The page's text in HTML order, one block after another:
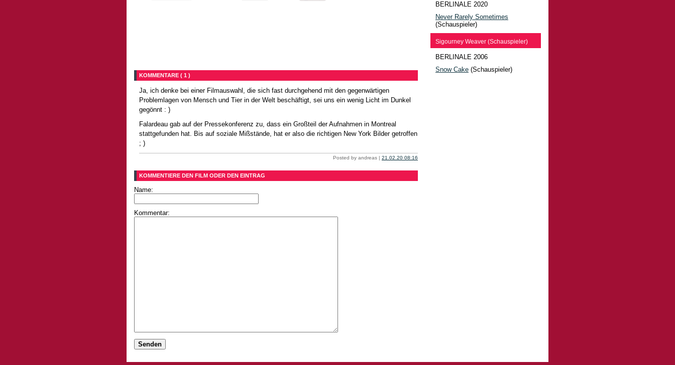
KOMMENTARE ( 1 )
Ja, ich denke bei einer Filmauswahl, die sich fast durchgehend mit den gegenwärtigen
Problemlagen von Mensch und Tier in der Welt beschäftigt, sei uns ein wenig Licht im Dunkel
gegönnt : )
Falardeau gab auf der Pressekonferenz zu, dass ein Großteil der Aufnahmen in Montreal
stattgefunden hat. Bis auf soziale Mißstände, hat er also die richtigen New York Bilder getroffen
; )
Posted by andreas | 21.02.20 08:16
KOMMENTIERE DEN FILM ODER DEN EINTRAG
Name:
Kommentar:
BERLINALE 2020
Never Rarely Sometimes
(Schauspieler)
Sigourney Weaver (Schauspieler)
BERLINALE 2006
Snow Cake (Schauspieler)